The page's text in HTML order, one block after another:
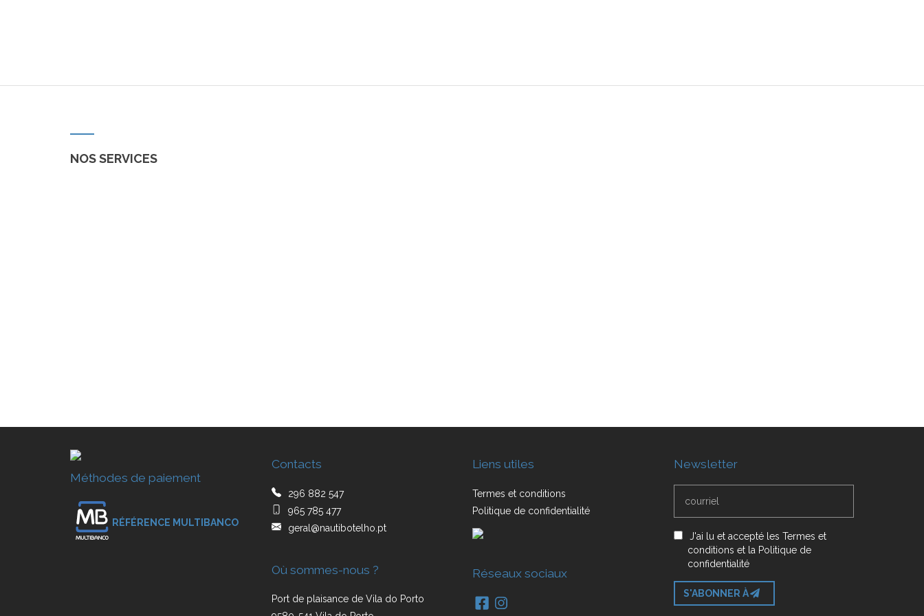
NOS SERVICES
Méthodes de paiement
RÉFÉRENCE MULTIBANCO
Contacts
296 882 547
965 785 477
geral@nautibotelho.pt
Où sommes-nous ?
Port de plaisance de Vila do Porto
Liens utiles
Termes et conditions
Politique de confidentialité
Réseaux sociaux
Newsletter
J'ai lu et acceptéles Termes et
conditions etla Politique de
confidentialité
S'ABONNER À